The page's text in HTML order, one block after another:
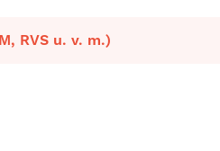
RVS u. v. m.)